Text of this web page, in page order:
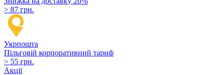
> 87 грн.
Укрпошта
Пільговій корпоративний тариф
> 55 грн.
Акції